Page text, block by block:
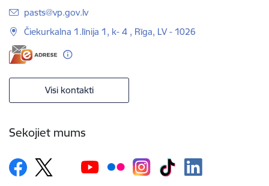
E-pasts:
pasts@vp.gov.lv
Čiekurkalna 1.līnija 1, k- 4 , Rīga, LV - 1026
Visi kontakti
Sekojiet mums